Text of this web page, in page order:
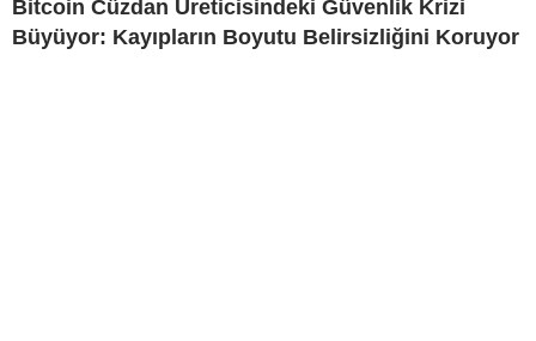
Bitcoin Cüzdan Üreticisindeki Güvenlik Krizi
Büyüyor: Kayıpların Boyutu Belirsizliğini Koruyor